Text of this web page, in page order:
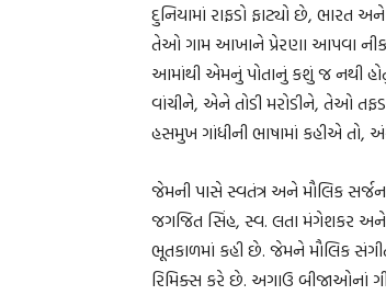
દુનિયામાં રાફડો ફાટ્યો છે, ભારત
તેઓ ગામ આખાને પ્રેરણા આપવા
આમાંથી એમનું પોતાનું કશું જ નથી
વાંચીને, એને તોડી મરોડીને, તેઓ
હસમુખ ગાંધીની ભાષામાં કહીએ તો,
જેમની પાસે સ્વતંત્ર અને મૌલિક
જગજિત સિંહ, સ્વ. લતા મંગેશકર
ભૂતકાળમાં કહી છે. જેમને મૌલિક
રિમિક્સ કરે છે. અગાઉ બીજાઓનાં